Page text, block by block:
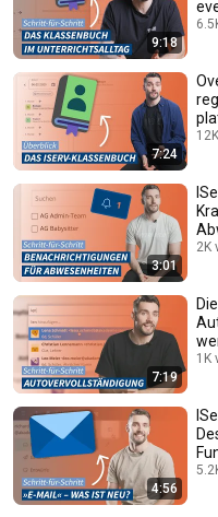
9:18
7:24
3:01
2K
7:19
1K
4:56